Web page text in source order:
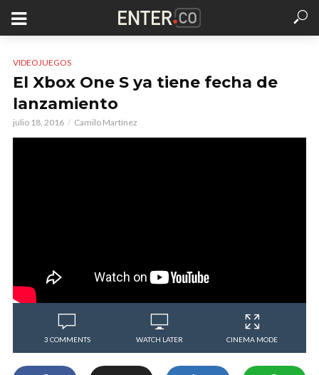
VIDEOJUEGOS
El Xbox One S ya tiene fecha de
lanzamiento
julio 18, 2016 Camilo Martínez
3 COMMENTS WATCH LATER CINEMA MODE